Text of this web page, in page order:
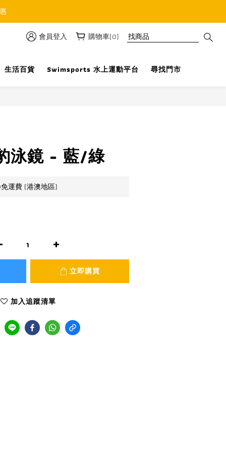
會員登入 購物車(0)
生活百貨 Swimsports 水上運動平台 尋找門市
泳鏡 - 藍/綠
運費 (港澳地區)
立即購買
加入追蹤清單